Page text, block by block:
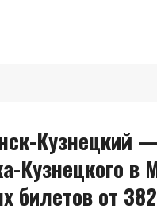
Кузнецкий
Кузнецкого в
билетов от